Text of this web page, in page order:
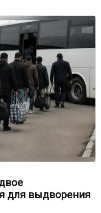
для выдворения